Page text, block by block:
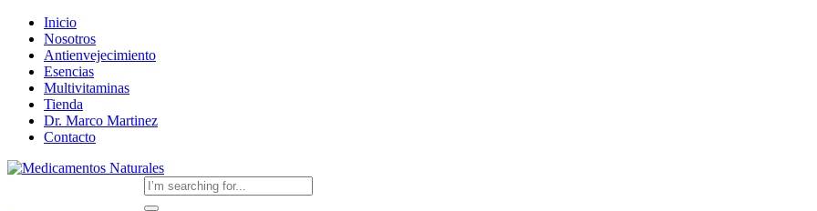
Inicio
Nosotros
Antienvejecimiento
Esencias
Multivitaminas
Tienda
Dr. Marco Martinez
Contacto